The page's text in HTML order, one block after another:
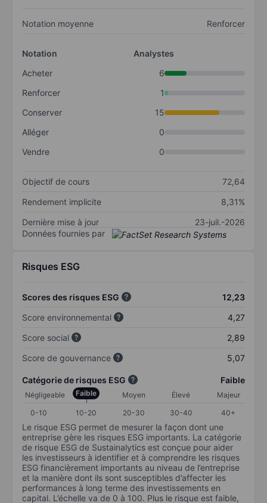
Notation moyenne Renforcer
Notation
Analystes
Acheter
6
Renforcer
1
Conserver
15
Alléger
0
Vendre
0
Objectif de cours
72,64
Rendement implicite
8,31%
Dernière mise à jour
23-juil.-2026
Données fournies par
Risques ESG
Scores des risques ESG
12,23
Score environnemental
4,27
Score social
2,89
Score de gouvernance
5,07
Catégorie de risques ESG Faible
Négligeable Faible Moyen Élevé
Majeur
0-10
10-20 20-30 30-40 40+
Le risque ESG permet de mesurer la façon dont une
entreprise gère les risques ESG importants. La catégorie
de risque ESG de Sustainalytics est conçue pour aider
les investisseurs à identifier et à comprendre les risques
ESG financièrement importants au niveau de l’entreprise
et la manière dont ils sont susceptibles d’affecter les
performances à long terme des investissements en
capital. L’échelle va de 0 à 100. Plus le risque est faible,